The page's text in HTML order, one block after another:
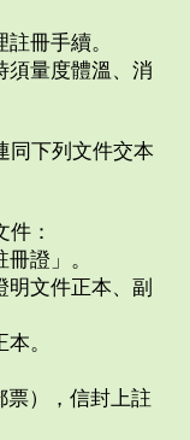
冊手續。
須量度體溫、消
同下列文件交本
：
證」。
明文件正本、副
。
票），信封上註